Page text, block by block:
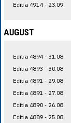
Editia 4914 - 23.09
AUGUST
Editia 4894 - 31.08
Editia 4893 - 30.08
Editia 4891 - 29.08
Editia 4891 - 27.08
Editia 4890 - 26.08
Editia 4889 - 25.08